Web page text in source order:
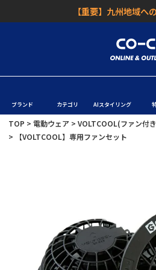
【重要】九州地域へ
ブランド カテゴリ AIスタイリング
TOP 電動ウェア VOLTCOOL(ファン付
【VOLTCOOL】専用ファンセット